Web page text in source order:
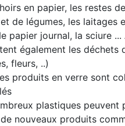
en papier, les restes
de légumes, les laitages
papier journal, la sciure
également les déchets
fleurs, ..)
produits en verre sont
plastiques peuvent
nouveaux produits